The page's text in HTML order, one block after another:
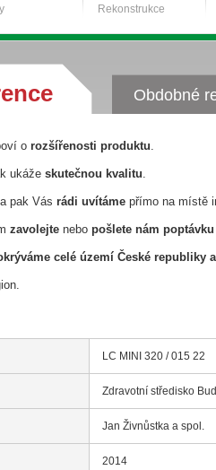
Rekonstrukce
Obdobné
o rozšířenosti produktu.
ukáže skutečnou kvalitu.
a pak Vás rádi uvítáme přímo na místě
zavolejte nebo pošlete nám poptávku
celé území České republiky
LC MINI 320 / 015 22
Zdravotní středisko
Jan Živnůstka a spol.
2014